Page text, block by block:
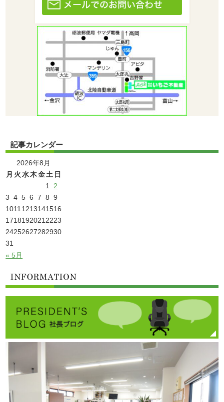
記事カレンダー
2026年8月
月 火 水木金土 日
1
2
3 4 5 6 7 8 9
1011 1213141516
1718192021 2223
24252627282930
31
« 5月